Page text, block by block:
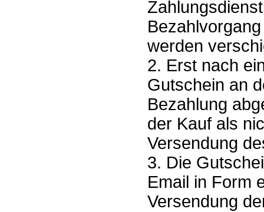
werden
2. Erst nach
Gutschein an
Bezahlung
der Kauf als
Versendung
3. Die
Email in Form
Versendung